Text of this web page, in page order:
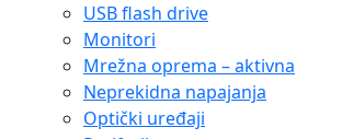
USB flash drive
Monitori
Mrežna oprema – aktivna
Neprekidna napajanja
Optički uređaji